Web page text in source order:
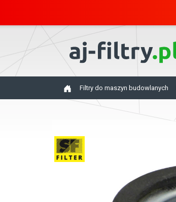
Filtry do maszyn budowlanych